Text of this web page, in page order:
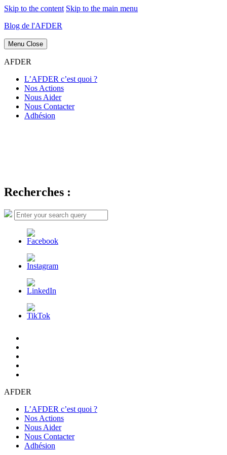
Skip to the content Skip to the main menu
Blog de l'AFDER
Menu Close
AFDER
L’AFDER c’est quoi ?
Nos Actions
Nous Aider
Nous Contacter
Adhésion
Recherches :
Search
for:
Search
AFDER
L’AFDER c’est quoi ?
Nos Actions
Nous Aider
Nous Contacter
Adhésion